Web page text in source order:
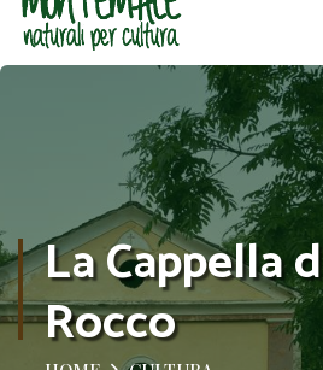
La Cappella
Rocco